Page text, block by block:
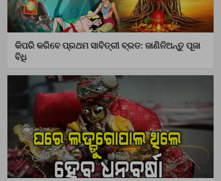
କିପରି କରିବେ ପ୍ରଥମ ସାବିତ୍ରୀ ବ୍ରତ: ଜାଣିନିଅନ୍ତୁ ପୂଜା
ବିଧି